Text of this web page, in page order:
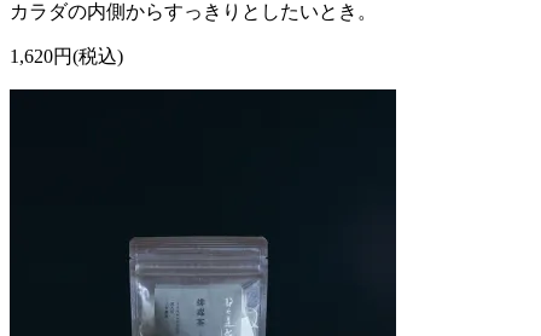
カラダの内側からすっきりとしたいとき。
1,620円(税込)